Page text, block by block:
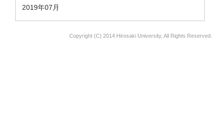
2019年07月
Copyright (C) 2014 Hirosaki University, All Rights Reserved.